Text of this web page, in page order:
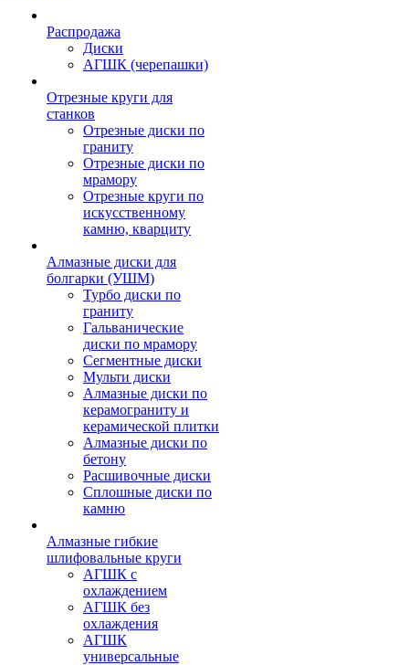
Распродажа
Диски
АГШК (черепашки)
Отрезные круги для
станков
Отрезные диски по
граниту
Отрезные диски по
мрамору
Отрезные круги по
искусственному
камню, кварциту
Алмазные диски для
болгарки (УШМ)
Турбо диски по
граниту
Гальванические
диски по мрамору
Сегментные диски
Мульти диски
Алмазные диски по
керамограниту и
керамической плитки
Алмазные диски по
бетону
Расшивочные диски
Сплошные диски по
камню
Алмазные гибкие
шлифовальные круги
АГШК с
охлаждением
АГШК без
охлаждения
АГШК
универсальные